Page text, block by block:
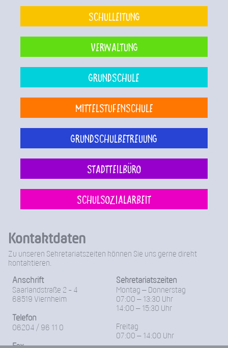
Schulleitung
Verwaltung
Grundschule
Mittelstufenschule
Grundschulbetreuung
Stadtteilbüro
Schulsozialarbeit
Kontaktdaten
Zu unseren Sekretariatszeiten können Sie uns gerne direkt
kontaktieren.
Anschrift
Saarlandstraße 2 - 4
68519 Viernheim
Telefon
06204 / 96 11 0
Sekretariatszeiten
Montag – Donnerstag
07:00 – 13:30 Uhr
14:00 – 15:30 Uhr
Freitag
07:00 – 14:00 Uhr